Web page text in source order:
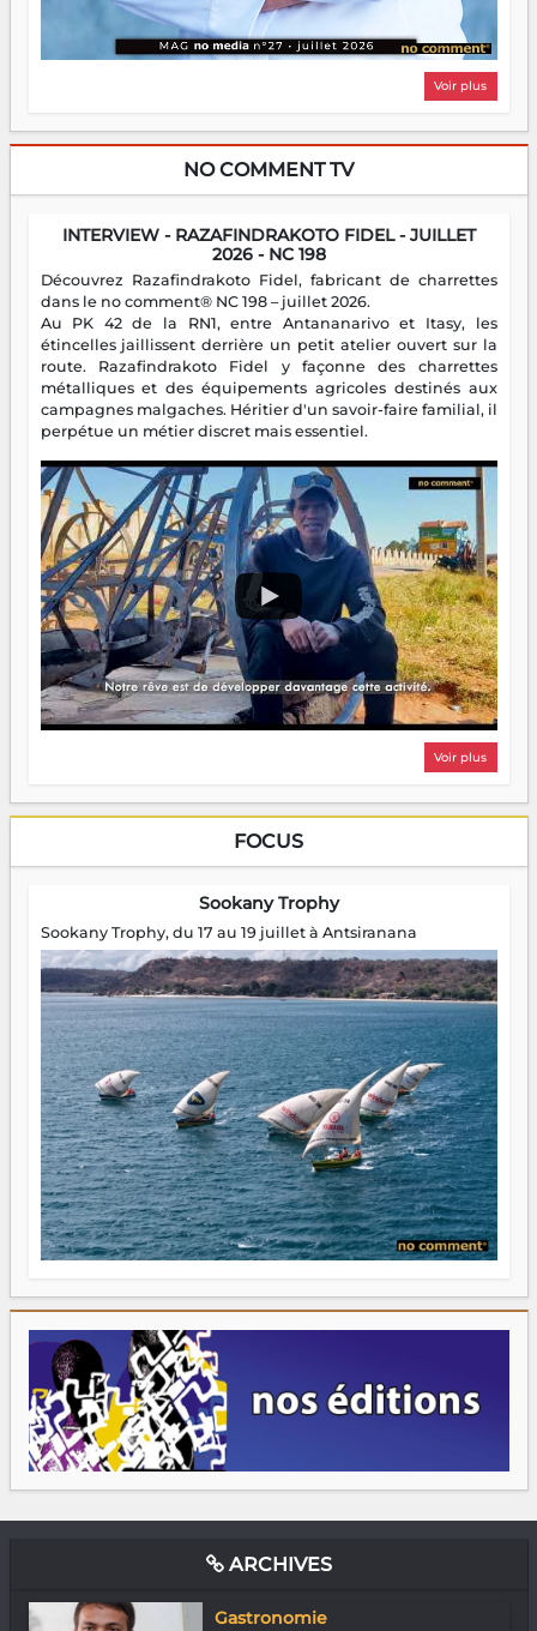
Voir plus
NO COMMENT TV
INTERVIEW - RAZAFINDRAKOTO FIDEL - JUILLET
2026 - NC 198
Découvrez Razafindrakoto Fidel, fabricant de charrettes
dans le no comment® NC 198 – juillet 2026.
Au PK 42 de la RN1, entre Antananarivo et Itasy, les
étincelles jaillissent derrière un petit atelier ouvert sur la
route. Razafindrakoto Fidel y façonne des charrettes
métalliques et des équipements agricoles destinés aux
campagnes malgaches. Héritier d'un savoir-faire familial, il
perpétue un métier discret mais essentiel.
Voir plus
FOCUS
Sookany Trophy
Sookany Trophy, du 17 au 19 juillet à Antsiranana
ARCHIVES
Gastronomie